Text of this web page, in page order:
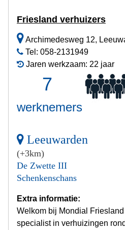
Friesland verhuizers
Archimedesweg 12,
Tel: 058-2131949
Jaren werkzaam: 22 jaar
7
werknemers
Leeuwarden
(+3km)
De Zwette III
Schenkenschans
Extra informatie:
Welkom bij Mondial
specialist in verhuizingen